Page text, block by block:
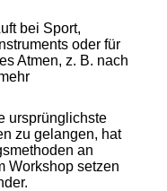
bei Sport,
oder für
Atmen, z. B. nach
ursprünglichste
zu gelangen, hat
an
Workshop setzen